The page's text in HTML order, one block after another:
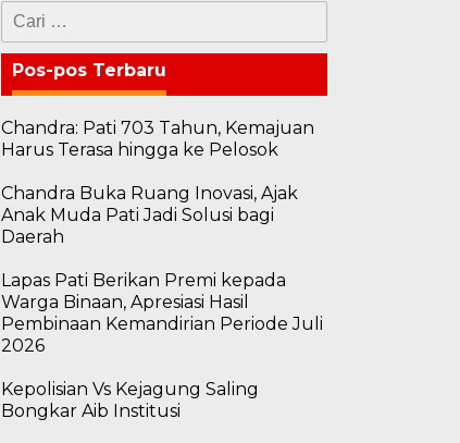
Cari
untuk:
Pos-pos Terbaru
Chandra: Pati 703 Tahun, Kemajuan
Harus Terasa hingga ke Pelosok
Chandra Buka Ruang Inovasi, Ajak
Anak Muda Pati Jadi Solusi bagi
Daerah
Lapas Pati Berikan Premi kepada
Warga Binaan, Apresiasi Hasil
Pembinaan Kemandirian Periode Juli
2026
Kepolisian Vs Kejagung Saling
Bongkar Aib Institusi